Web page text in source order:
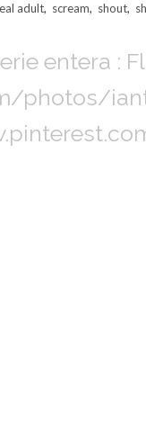
adult, scream, shout,
entera :
photos/